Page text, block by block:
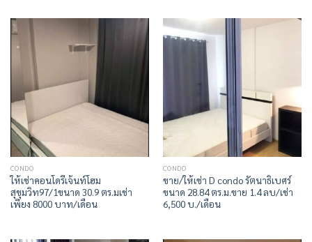
CONDO
ให้เช่าคอนโดรีเจ้นท์โฮม
สุขุมวิท97/1ขนาด 30.9 ตร.มเช่า
เพียง 8000 บาท/เดือน
CONDO
ขาย​/ให้เช่า​ D condo รัตนาธิเบศร์​
ขนาด​ 28.8​4 ตร.ม.ขาย 1.4​ ลบ/เช่า​
6,500 บ./เดือน​